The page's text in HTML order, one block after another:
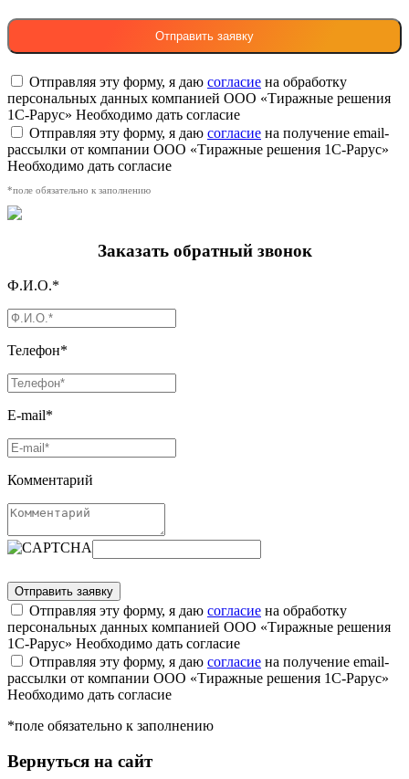
Отправляя эту форму, я даю согласие на обработку
персональных данных компанией ООО «Тиражные решения
1С-Рарус» Необходимо дать согласие
Отправляя эту форму, я даю согласие на получение email-
рассылки от компании ООО «Тиражные решения 1С-Рарус»
Необходимо дать согласие
*поле обязательно к заполнению
Заказать обратный звонок
Ф.И.О.*
Телефон*
E-mail*
Комментарий
Отправляя эту форму, я даю согласие на обработку
персональных данных компанией ООО «Тиражные решения
1С-Рарус» Необходимо дать согласие
Отправляя эту форму, я даю согласие на получение email-
рассылки от компании ООО «Тиражные решения 1С-Рарус»
Необходимо дать согласие
*поле обязательно к заполнению
Вернуться на сайт